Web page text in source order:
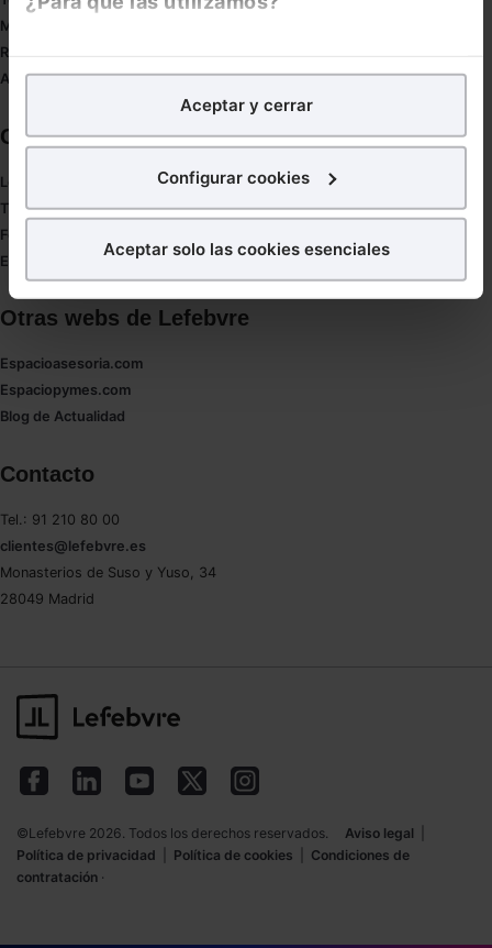
analíticospara tratar demejorar tu experienciaen
nuestra página web. También con fines publicitarios,
para poder mostrarte publicidad y contenidos de tu
¿Qué puedes hacer?
en la web sea óptima
Puedesaceptar solo las esenciales
También puedes
seleccionar solo aquellas que quieras permitir en tu
navegador. Si no seleccionas ninguna utilizaremos
Aceptar y cerrar
Configurar cookies
Aceptar solo las cookies esenciales
Mapa web
Redirect sitemap
Autores de El Derecho
Corporativo
Lefebvre
Tienda online
Formación
Empleos
Otras webs de Lefebvre
Espacioasesoria.com
Espaciopymes.com
Blog de Actualidad
Contacto
Tel.: 91 210 80 00
clientes@lefebvre.es
Monasterios de Suso y Yuso, 34
28049 Madrid
©Lefebvre 2026. Todos los derechos reservados. Aviso legal
Política de privacidad
Política de cookies
Condiciones de
contratación ·